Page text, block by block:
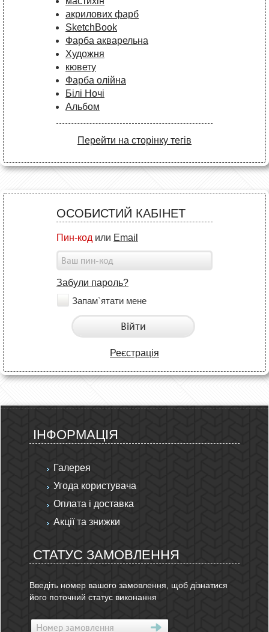
акрилових фарб
SketchBook
Фарба акварельна
Художня
кювету
Фарба олійна
Білі Ночі
Альбом
Перейти на сторінку тегів
ОСОБИСТИЙ КАБІНЕТ
Пин-код или Email
Забули пароль?
Запам`ятати мене
Війти
Реєстрація
ІНФОРМАЦІЯ
Галерея
Угода користувача
Оплата і доставка
Акції та знижки
СТАТУС ЗАМОВЛЕННЯ
Введіть номер вашого замовлення, щоб дізнатися
його поточний статус виконання